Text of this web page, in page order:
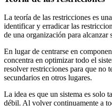
La teoría de las restricciones es
identificar y erradicar las
de una organización para alcanzar
En lugar de centrarse en
concentra en optimizar todo el
resolver restricciones para que no
secundarios en otros lugares.
La idea es que un sistema es solo
débil. Al volver continuamente a